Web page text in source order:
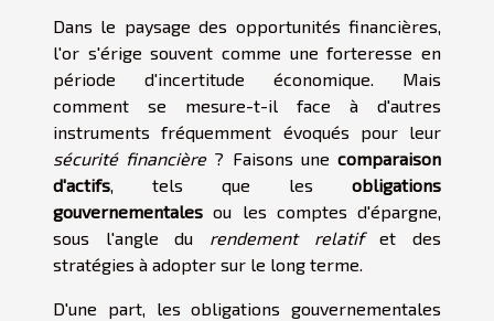
Dans le paysage des opportunités financières,
l'or s'érige souvent comme une forteresse en
période d'incertitude économique. Mais
comment se mesure-t-il face à d'autres
instruments fréquemment évoqués pour leur
sécurité financière? Faisons unecomparaison
d'actifs , tels que les obligations
gouvernementales ou les comptes d'épargne,
sous l'angle du rendement relatifet des
stratégies à adopter sur le long terme.
D'une part, les obligations gouvernementales